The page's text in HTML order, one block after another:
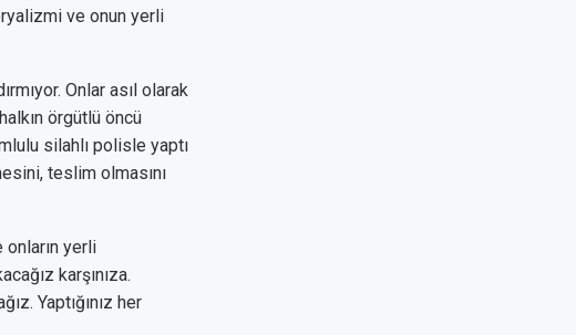
ve onun yerli
Onlar asıl olarak
örgütlü öncü
silahlı polisle yaptı
teslim olmasını
yerli
karşınıza.
Yaptığınız her